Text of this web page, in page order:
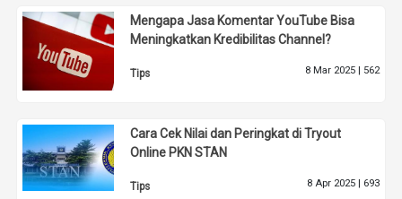
Mengapa Jasa Komentar YouTube Bisa
Meningkatkan Kredibilitas Channel?
Tips 8 Mar 2025 | 562
Cara Cek Nilai dan Peringkat di Tryout
Online PKN STAN
Tips 8 Apr 2025 | 693